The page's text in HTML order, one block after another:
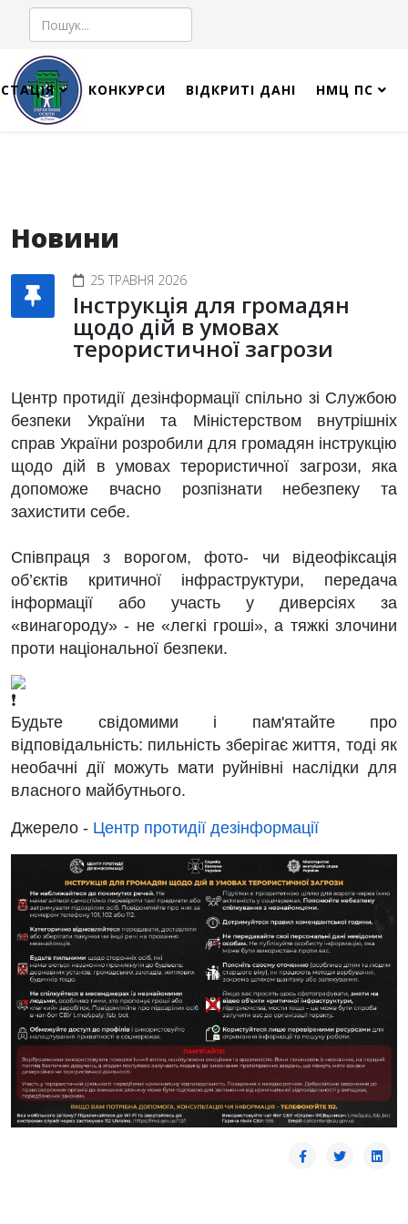
Пошук
КОНКУРСИ ВІДКРИТІ ДАНІ НМЦ ПС
Новини
25 ТРАВНЯ 2026
Інструкція для громадян
щодо дій в умовах
терористичної загрози
Центр протидії дезінформації спільно зі Службою
безпеки України та Міністерством внутрішніх
справ України розробили для громадян інструкцію
щодо дій в умовах терористичної загрози, яка
допоможе вчасно розпізнати небезпеку та
захистити себе.
Співпраця з ворогом, фото- чи відеофіксація
об’єктів критичної інфраструктури, передача
інформації або участь у диверсіях за
«винагороду» - не «легкі гроші», а тяжкі злочини
проти національної безпеки.
Будьте свідомими і пам'ятайте про
відповідальність: пильність зберігає життя, тоді як
необачні дії можуть мати руйнівні наслідки для
власного майбутнього.
Джерело - Центр протидії дезінформації